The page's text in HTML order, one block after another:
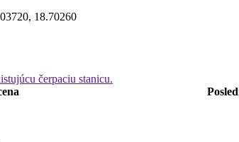
18.70260
čerpaciu stanicu.